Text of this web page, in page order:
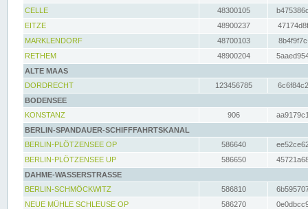
CELLE
48300105
EITZE
48900237
MARKLENDORF
48700103
RETHEM
48900204
ALTE MAAS
DORDRECHT
123456785
BODENSEE
KONSTANZ
906
BERLIN-SPANDAUER-SCHIFFFAHRTSKANAL
BERLIN-PLÖTZENSEE OP
586640
BERLIN-PLÖTZENSEE UP
586650
DAHME-WASSERSTRASSE
BERLIN-SCHMÖCKWITZ
586810
NEUE MÜHLE SCHLEUSE OP
586270